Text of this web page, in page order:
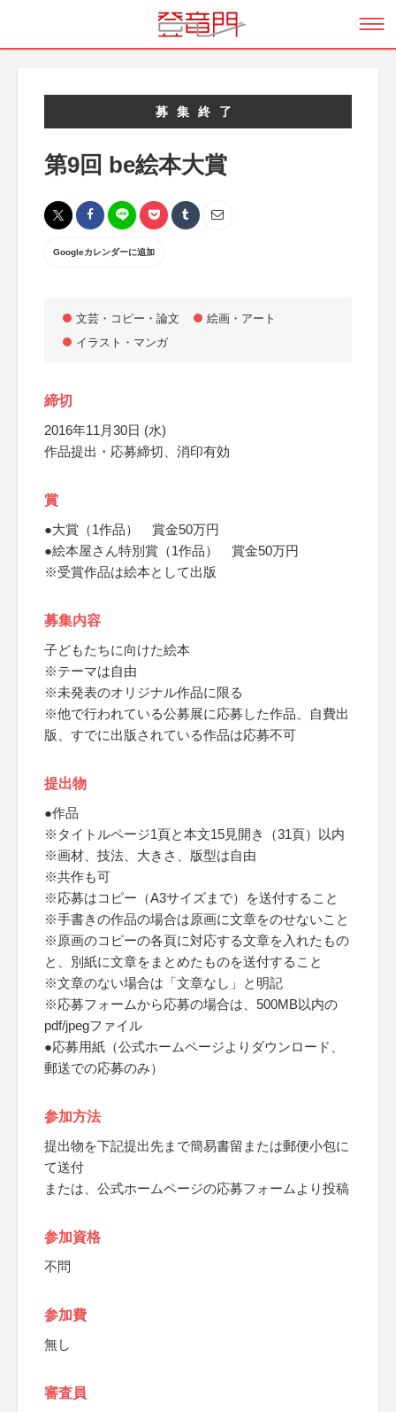
募集終了
第9回 be絵本大賞
Googleカレンダーに追加
文芸・コピー・論文
絵画・アート
イラスト・マンガ
締切
2016年11月30日 (水)
作品提出・応募締切、消印有効
賞
●大賞（1作品） 賞金50万円
●絵本屋さん特別賞（1作品） 賞金50万円
※受賞作品は絵本として出版
募集内容
子どもたちに向けた絵本
※テーマは自由
※未発表のオリジナル作品に限る
※他で行われている公募展に応募した作品、自費出
版、すでに出版されている作品は応募不可
提出物
●作品
※タイトルページ1頁と本文15見開き（31頁）以内
※画材、技法、大きさ、版型は自由
※共作も可
※応募はコピー（A3サイズまで）を送付すること
※手書きの作品の場合は原画に文章をのせないこと
※原画のコピーの各頁に対応する文章を入れたもの
と、別紙に文章をまとめたものを送付すること
※文章のない場合は「文章なし」と明記
※応募フォームから応募の場合は、500MB以内の
pdf/jpegファイル
●応募用紙（公式ホームページよりダウンロード、
郵送での応募のみ）
参加方法
提出物を下記提出先まで簡易書留または郵便小包に
て送付
または、公式ホームページの応募フォームより投稿
参加資格
不問
参加費
無し
審査員